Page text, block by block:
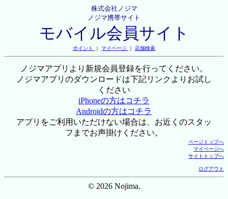
株式会社ノジマ
ノジマ携帯サイト
モバイル会員サイト
ポイント ｜ マイページ ｜ 店舗検索
ノジマアプリより新規会員登録を行ってください。
ノジマアプリのダウンロードは下記リンクよりお試し
ください
iPhoneの方はコチラ
Androidの方はコチラ
アプリをご利用いただけない場合は、お近くのスタッ
フまでお声掛けください。
ページトップへ
マイページへ
サイトトップへ
ログアウト
© 2026 Nojima.